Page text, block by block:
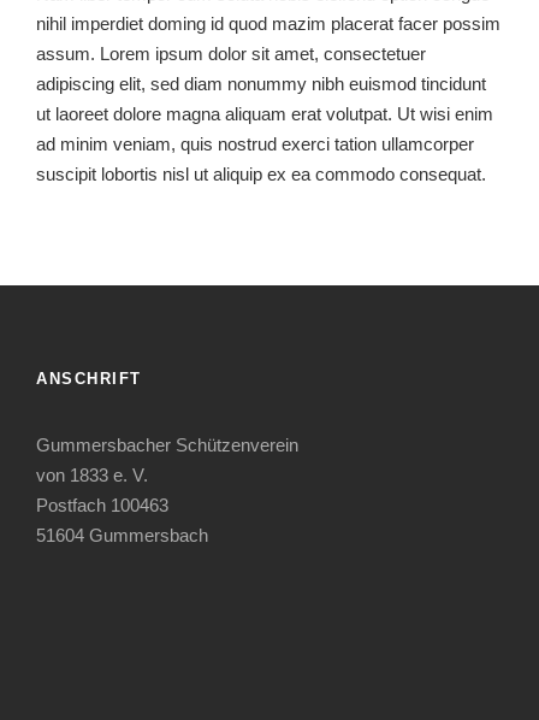
nihil imperdiet doming id quod mazim placerat facer possim
assum. Lorem ipsum dolor sit amet, consectetuer
adipiscing elit, sed diam nonummy nibh euismod tincidunt
ut laoreet dolore magna aliquam erat volutpat. Ut wisi enim
ad minim veniam, quis nostrud exerci tation ullamcorper
suscipit lobortis nisl ut aliquip ex ea commodo consequat.
ANSCHRIFT
Gummersbacher Schützenverein
von 1833 e. V.
Postfach 100463
51604 Gummersbach